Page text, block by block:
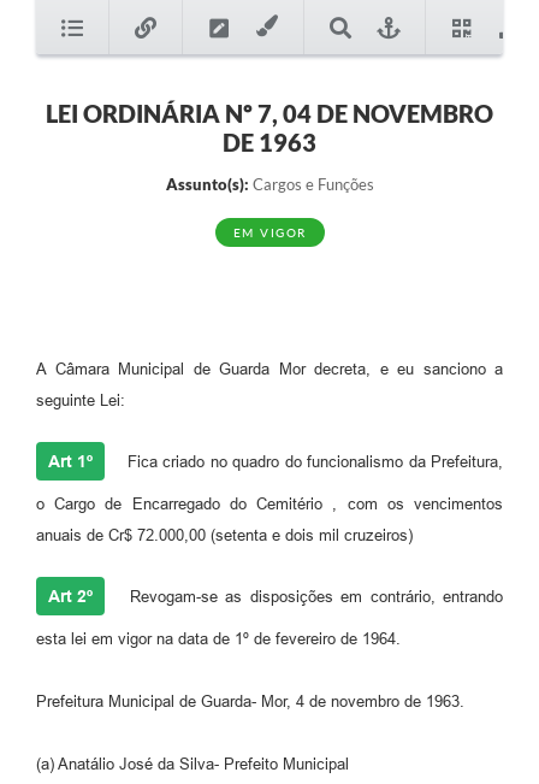
LEI ORDINÁRIA Nº 7, 04 DE NOVEMBRO
DE 1963
Assunto(s): Cargos e Funções
EM VIGOR
A Câmara Municipal de Guarda Mor decreta, e eu sanciono a
seguinte Lei:
Art 1º Fica criado no quadro do funcionalismo da Prefeitura,
o Cargo de Encarregado do Cemitério , com os vencimentos
anuais de Cr$ 72.000,00 (setenta e dois mil cruzeiros)
Art 2º Revogam-se as disposições em contrário, entrando
esta lei em vigor na data de 1º de fevereiro de 1964.
Prefeitura Municipal de Guarda- Mor, 4 de novembro de 1963.
(a) Anatálio José da Silva- Prefeito Municipal